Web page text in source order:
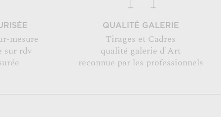
mesure
sur rdv
QUALITÉ GALERIE
Tirages et Cadres
qualité galerie d'Art
reconnue par les professionnels